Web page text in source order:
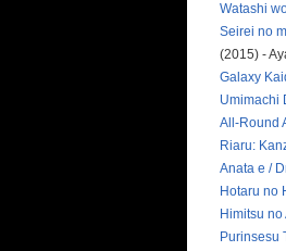
Watashi
Seirei no
(2015) -
Galaxy
Umimachi
All-Round
Riaru:
Anata e /
Hotaru no
Himitsu
Purinsesu